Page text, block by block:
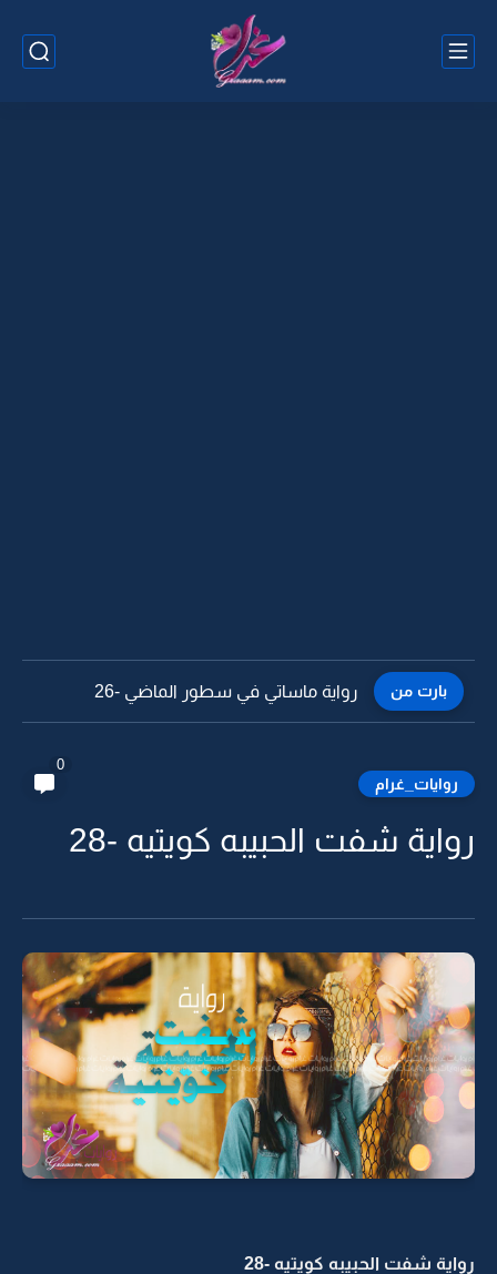
بارت من رواية ماساتي في سطور الماضي -25
روايات_غرام
0
رواية شفت الحبيبه كويتيه -28
رواية شفت الحبيبه كويتيه -28